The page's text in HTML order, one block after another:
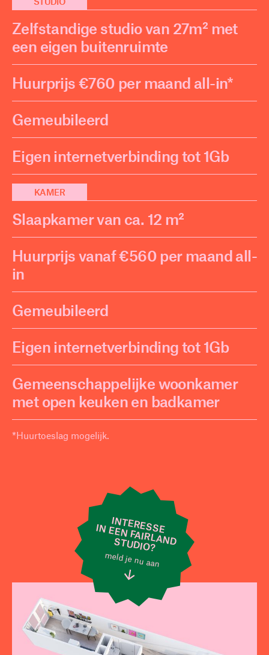
Zelfstandige studio van 27m² met
een eigen buitenruimte
Huurprijs €760 per maand all-in*
Gemeubileerd
Eigen internetverbinding tot 1Gb
KAMER
Slaapkamer van ca. 12 m²
Huurprijs vanaf €560 per maand all-
in
Gemeubileerd
Eigen internetverbinding tot 1Gb
Gemeenschappelijke woonkamer
met open keuken en badkamer
*Huurtoeslag mogelijk.
INTERESSE
IN EEN FAIRLAND
STUDIO?
meld je nu aan